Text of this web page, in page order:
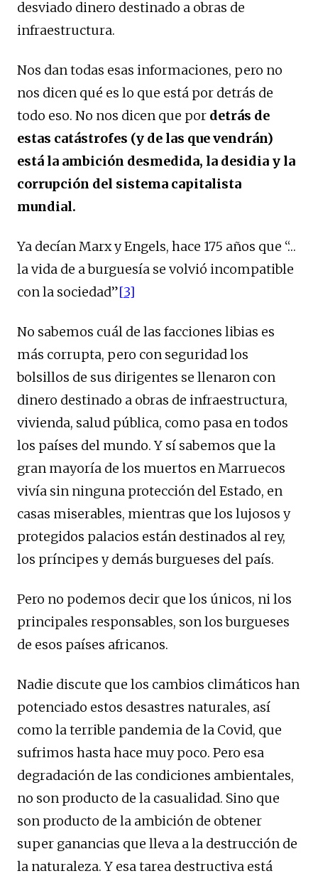
desviado dinero destinado a obras de
infraestructura.
Nos dan todas esas informaciones, pero no
nos dicen qué es lo que está por detrás de
todo eso. No nos dicen que por detrás de
estas catástrofes (y de las que vendrán)
está la ambición desmedida, la desidia y la
corrupción del sistema capitalista
mundial.
Ya decían Marx y Engels, hace 175 años que “…
la vida de a burguesía se volvió incompatible
con la sociedad”[3]
No sabemos cuál de las facciones libias es
más corrupta, pero con seguridad los
bolsillos de sus dirigentes se llenaron con
dinero destinado a obras de infraestructura,
vivienda, salud pública, como pasa en todos
los países del mundo. Y sí sabemos que la
gran mayoría de los muertos en Marruecos
vivía sin ninguna protección del Estado, en
casas miserables, mientras que los lujosos y
protegidos palacios están destinados al rey,
los príncipes y demás burgueses del país.
Pero no podemos decir que los únicos, ni los
principales responsables, son los burgueses
de esos países africanos.
Nadie discute que los cambios climáticos han
potenciado estos desastres naturales, así
como la terrible pandemia de la Covid, que
sufrimos hasta hace muy poco. Pero esa
degradación de las condiciones ambientales,
no son producto de la casualidad. Sino que
son producto de la ambición de obtener
super ganancias que lleva a la destrucción de
la naturaleza. Y esa tarea destructiva está